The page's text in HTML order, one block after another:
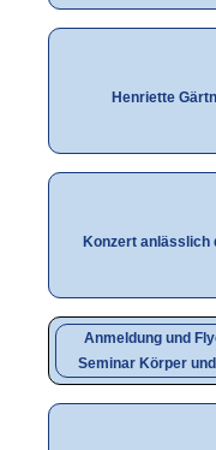
Henriette
Konzert
Anmeldung und
Seminar Körper